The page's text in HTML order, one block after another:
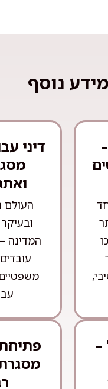
מידע נוסף
דיני
העולם
המדינה
–